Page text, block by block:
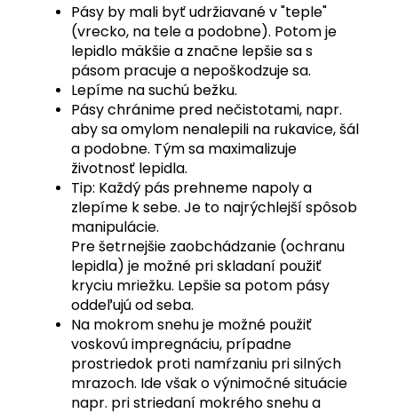
Pásy by mali byť udržiavané v "teple"
(vrecko, na tele a podobne). Potom je
lepidlo mäkšie a značne lepšie sa s
pásom pracuje a nepoškodzuje sa.
Lepíme na suchú bežku.
Pásy chránime pred nečistotami, napr.
aby sa omylom nenalepili na rukavice, šál
a podobne. Tým sa maximalizuje
životnosť lepidla.
Tip: Každý pás prehneme napoly a
zlepíme k sebe. Je to najrýchlejší spôsob
manipulácie.
Pre šetrnejšie zaobchádzanie (ochranu
lepidla) je možné pri skladaní použiť
kryciu mriežku. Lepšie sa potom pásy
oddeľujú od seba.
Na mokrom snehu je možné použiť
voskovú impregnáciu, prípadne
prostriedok proti namŕzaniu pri silných
mrazoch. Ide však o výnimočné situácie
napr. pri striedaní mokrého snehu a